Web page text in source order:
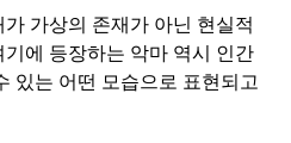
가상의 존재가 아닌 현실적
에 등장하는 악마 역시 인간
있는 어떤 모습으로 표현되고